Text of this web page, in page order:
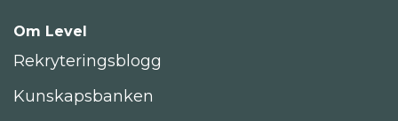
Om Level
Rekryteringsblogg
Kunskapsbanken